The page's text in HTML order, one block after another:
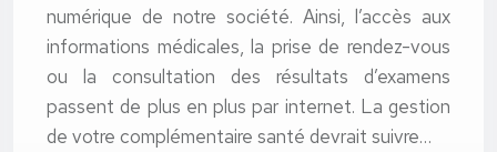
numérique de notre société. Ainsi, l’accès aux
informations médicales, la prise de rendez-vous
ou la consultation des résultats d’examens
passent de plus en plus par internet. La gestion
de votre complémentaire santé devrait suivre…